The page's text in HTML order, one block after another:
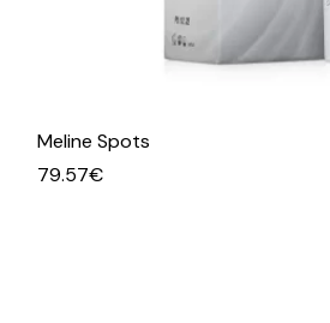
Meline Spots
79.57€